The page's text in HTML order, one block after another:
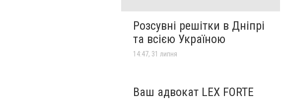
Розсувні решітки в Дніпрі
та всією Україною
14:47, 31 липня
Ваш адвокат LEX FORTE